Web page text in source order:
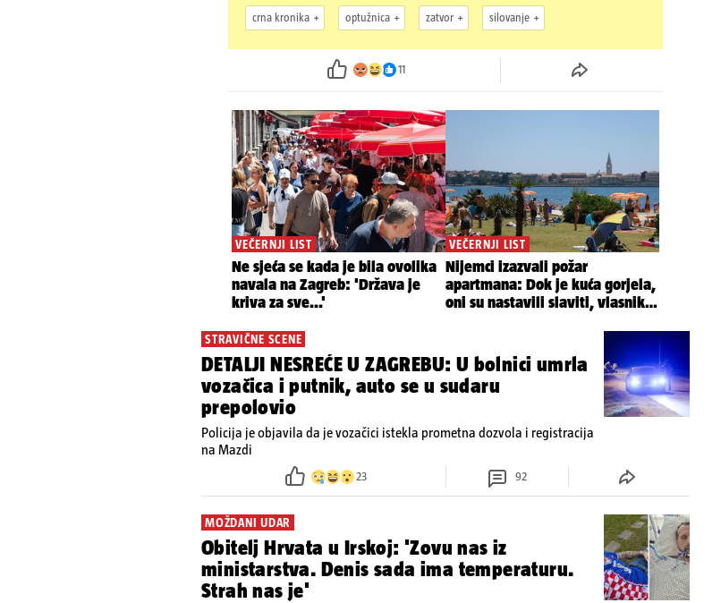
crna kronika optužnica zatvor silovanje
11
STRAVIČNE SCENE
DETALJI NESREĆE U ZAGREBU: U bolnici umrla
vozačica i putnik, auto se u sudaru
prepolovio
Policija je objavila da je vozačici istekla prometna dozvola i registracija
na Mazdi
23 92
MOŽDANI UDAR
Obitelj Hrvata u Irskoj: 'Zovu nas iz
ministarstva. Denis sada ima temperaturu.
Strah nas je'